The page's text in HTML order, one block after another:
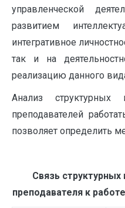
управленческой
развитием
интегративное
так и на
реализацию данного
Анализ структурных
преподавателей
позволяет определить
Связь
преподавателя к